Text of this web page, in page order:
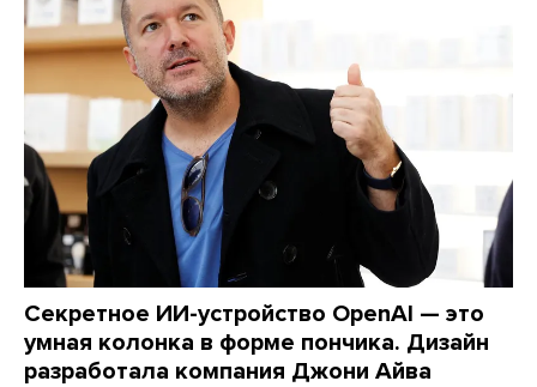
Секретное ИИ-устройство OpenAI — это
умная колонка в форме пончика. Дизайн
разработала компания Джони Айва